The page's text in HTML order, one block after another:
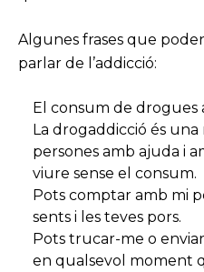
Algunes frases que
parlar de l’addicció:
El consum de drogues
La drogaddicció és
persones amb ajuda i
viure sense el consum.
Pots comptar amb mi
sents i les teves pors.
Pots trucar-me o
en qualsevol moment